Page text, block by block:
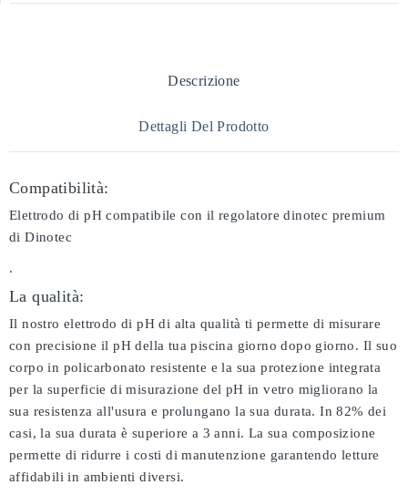
Descrizione
Dettagli Del Prodotto
Compatibilità:
Elettrodo di pH compatibile con il regolatore dinotec premium
di Dinotec
.
La qualità:
Il nostro elettrodo di pH di alta qualità ti permette di misurare
con precisione il pH della tua piscina giorno dopo giorno. Il suo
corpo in policarbonato resistente e la sua protezione integrata
per la superficie di misurazione del pH in vetro migliorano la
sua resistenza all'usura e prolungano la sua durata. In 82% dei
casi, la sua durata è superiore a 3 anni. La sua composizione
permette di ridurre i costi di manutenzione garantendo letture
affidabili in ambienti diversi.